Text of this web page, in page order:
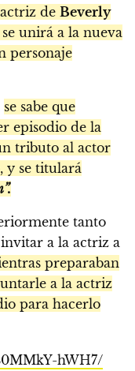
de Beverly
se unirá a la nueva
personaje
se sabe que
episodio de la
tributo al actor
y se titulará
tanto
a la actriz a
preparaban
a la actriz
para hacerlo
hWH7/